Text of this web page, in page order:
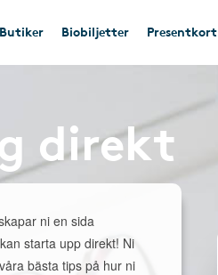
Butiker Biobiljetter Presentkort
direkt
ni en sida
starta upp direkt! Ni
bästa tips på hur ni